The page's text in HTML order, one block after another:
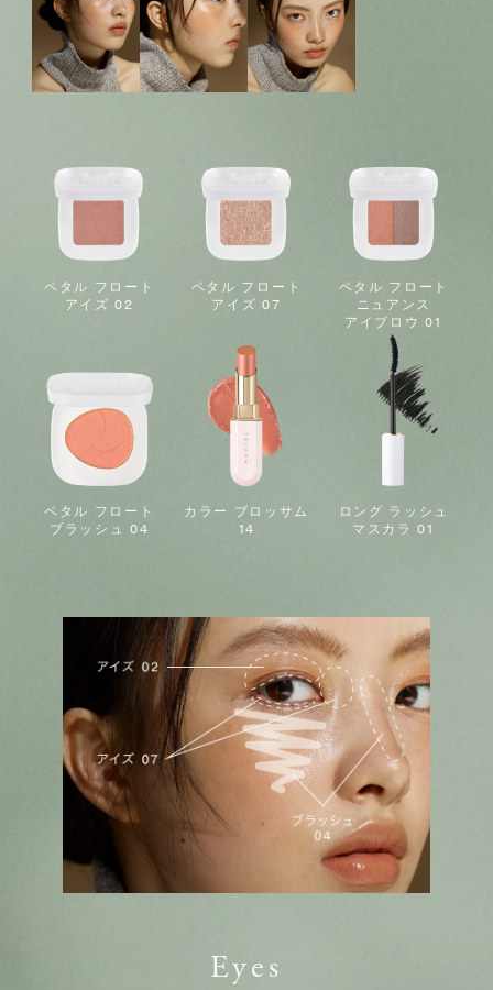
ペタル フロート
アイズ 02
ペタル フロート
アイズ 07
ペタル フロート
ニュアンス
アイブロウ 01
ペタル フロート
ブラッシュ 04
カラー ブロッサム
14
ロング ラッシュ
マスカラ 01
Eyes